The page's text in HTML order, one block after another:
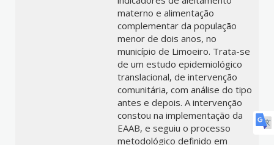
materno e alimentação
complementar da população
menor de dois anos, no
município de Limoeiro. Trata-se
de um estudo epidemiológico
translacional, de intervenção
comunitária, com análise do tipo
antes e depois. A intervenção
constou na implementação da
EAAB, e seguiu o processo
metodológico definido em